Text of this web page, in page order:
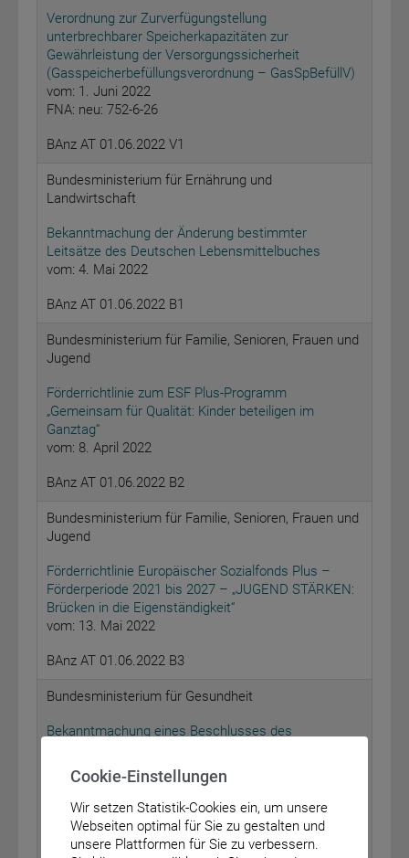
Verordnung zur Zurverfügungstellung
unterbrechbarer Speicherkapazitäten zur
Gewährleistung der Versorgungssicherheit
(Gasspeicherbefüllungsverordnung – GasSpBefüllV)
vom: 1. Juni 2022
FNA: neu: 752-6-26
BAnz AT 01.06.2022 V1
Bundesministerium für Ernährung und
Landwirtschaft
Bekanntmachung der Änderung bestimmter
Leitsätze des Deutschen Lebensmittelbuches
vom: 4. Mai 2022
BAnz AT 01.06.2022 B1
Bundesministerium für Familie, Senioren, Frauen und
Jugend
Förderrichtlinie zum ESF Plus-Programm
„Gemeinsam für Qualität: Kinder beteiligen im
Ganztag“
vom: 8. April 2022
BAnz AT 01.06.2022 B2
Bundesministerium für Familie, Senioren, Frauen und
Jugend
Förderrichtlinie Europäischer Sozialfonds Plus –
Förderperiode 2021 bis 2027 – „JUGEND STÄRKEN:
Brücken in die Eigenständigkeit“
vom: 13. Mai 2022
BAnz AT 01.06.2022 B3
Bundesministerium für Gesundheit
Bekanntmachung eines Beschlusses des
Änderung der Arzneimittel-Richtlinie: Anlage XII –
Nutzenbewertung von Arzneimitteln mit neuen
Wirkstoffen nach § 35a des Fünften Buches
Sozialgesetzbuch (SGB V) – Ixazomib
(Neubewertung nach Fristablauf: Multiples Myelom,
Cookie-Einstellungen
Wir setzen Statistik-Cookies ein, um unsere
Webseiten optimal für Sie zu gestalten und
unsere Plattformen für Sie zu verbessern.